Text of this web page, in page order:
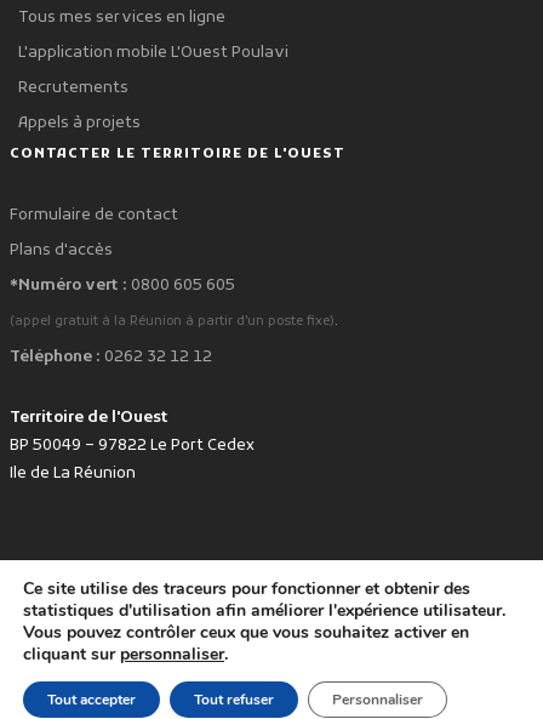
Tous mes services en ligne
L'application mobile L'Ouest Poulavi
Recrutements
Appels à projets
CONTACTER LE TERRITOIRE DE L'OUEST
Formulaire de contact
Plans d'accès
*Numéro vert : 0800 605 605
(appel gratuit à la Réunion à partir d'un poste fixe).
Téléphone : 0262 32 12 12
Territoire de l'Ouest
BP 50049 – 97822 Le Port Cedex
Ile de La Réunion
Développé avec favoritepar le Territoire de l'Ouest © www.tco.re -2026.
Politique de protection des données personnelles
Mentions légales
Accessibilité : non conforme
Ce site utilise des traceurs pour fonctionner et obtenir des
statistiques d'utilisation afin améliorer l'expérience utilisateur.
Vous pouvez contrôler ceux que vous souhaitez activer en
cliquant sur personnaliser.
Tout accepter Tout refuser Personnaliser